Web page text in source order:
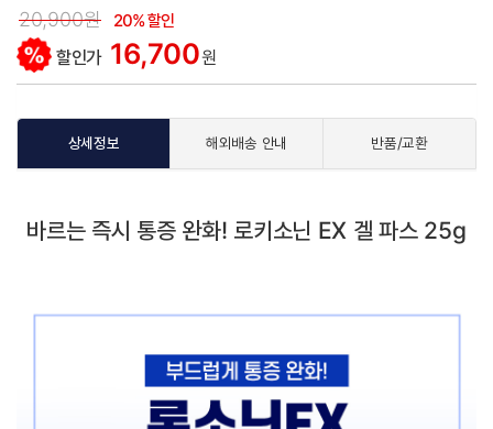
20,900원 20% 할인
할인가 16,700원
상세정보 해외배송 안내 반품/교환
바르는 즉시 통증 완화! 로키소닌 EX 겔 파스 25g